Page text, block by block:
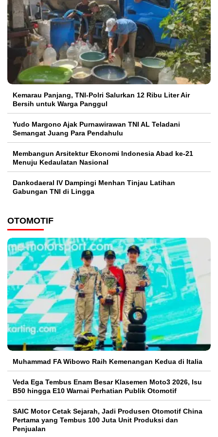
Kemarau Panjang, TNI-Polri Salurkan 12 Ribu Liter Air
Bersih untuk Warga Panggul
Yudo Margono Ajak Purnawirawan TNI AL Teladani
Semangat Juang Para Pendahulu
Membangun Arsitektur Ekonomi Indonesia Abad ke-21
Menuju Kedaulatan Nasional
Dankodaeral IV Dampingi Menhan Tinjau Latihan
Gabungan TNI di Lingga
OTOMOTIF
Muhammad FA Wibowo Raih Kemenangan Kedua di Italia
Veda Ega Tembus Enam Besar Klasemen Moto3 2026, Isu
B50 hingga E10 Warnai Perhatian Publik Otomotif
SAIC Motor Cetak Sejarah, Jadi Produsen Otomotif China
Pertama yang Tembus 100 Juta Unit Produksi dan
Penjualan